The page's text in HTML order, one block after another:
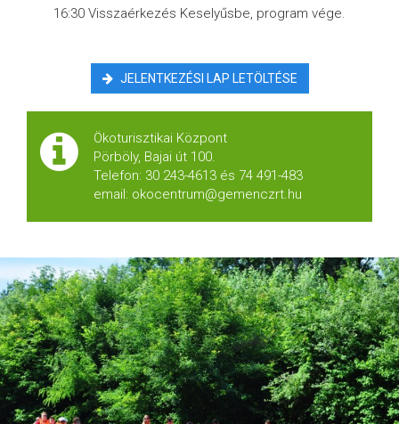
16:30 Visszaérkezés Keselyűsbe, program vége.
JELENTKEZÉSI LAP LETÖLTÉSE
Ökoturisztikai Központ
Pörböly, Bajai út 100.
Telefon: 30 243-4613 és 74 491-483
email: okocentrum@gemenczrt.hu